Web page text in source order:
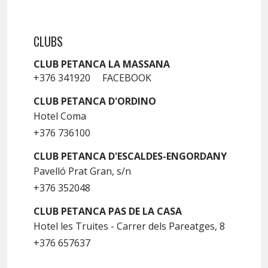
CLUBS
CLUB PETANCA LA MASSANA
+376 341920
FACEBOOK
CLUB PETANCA D'ORDINO
Hotel Coma
+376 736100
CLUB PETANCA D'ESCALDES-ENGORDANY
Pavelló Prat Gran, s/n
+376 352048
CLUB PETANCA PAS DE LA CASA
Hotel les Truites - Carrer dels Pareatges, 8
+376 657637